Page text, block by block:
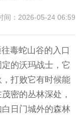
间：2026-05-24 06:59
毒蛇山谷的入口
的沃玛战士，它
打败它有时候能
密的丛林深处，
日门城外的森林